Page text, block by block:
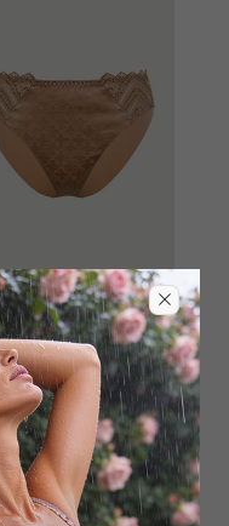
LOUISA BRACQ
Трусы слип
3 600₽ 8 000₽